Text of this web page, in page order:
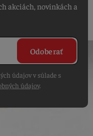
akciách, novinkách a
Odoberať
údajov v súlade s
údajov.